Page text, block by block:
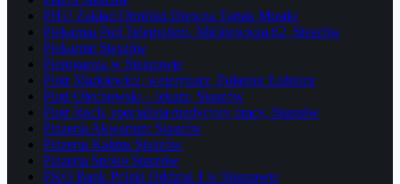
PHU Zakład Obróbki Drewna Tartak Mostki
Piekarnia Pod Telegrafem, Mickiewicza 62, Staszów
Piekarnie Staszów
Pierogarnia w Staszowie
Piotr Markiewicz, weterynarz, Połaniec Łubnice
Piotr Olechowski – lekarz, Staszów
Piotr Roch, specjalista medycyny pracy, Staszów
Pizzeria Akwarium Staszów
Pizzeria Kaktus Staszów
Pizzeria Spoko Staszów
PKO Bank Polski Oddział 1 w Staszowie